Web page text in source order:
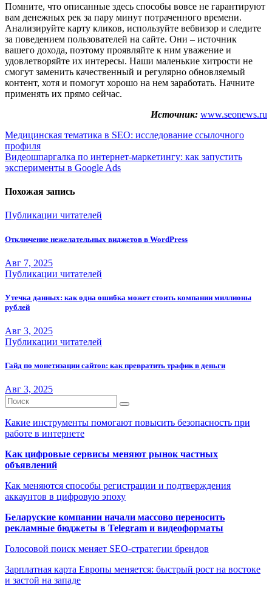
Помните, что описанные здесь способы вовсе не гарантируют
вам денежных рек за пару минут потраченного времени.
Анализируйте карту кликов, используйте вебвизор и следите
за поведением пользователей на сайте. Они – источник
вашего дохода, поэтому проявляйте к ним уважение и
удовлетворяйте их интересы. Наши маленькие хитрости не
смогут заменить качественный и регулярно обновляемый
контент, хотя и помогут хорошо на нем заработать. Начните
применять их прямо сейчас.
Источник: www.seonews.ru
Навигация
по
записям
Медицинская тематика в SEO: исследование ссылочного
профиля
Видеошпаргалка по интернет-маркетингу: как запустить
эксперименты в Google Ads
Похожая запись
Публикации читателей
Отключение нежелательных виджетов в WordPress
Авг 7, 2025
Публикации читателей
Утечка данных: как одна ошибка может стоить компании миллионы
рублей
Авг 3, 2025
Публикации читателей
Гайд по монетизации сайтов: как превратить трафик в деньги
Авг 3, 2025
Какие инструменты помогают повысить безопасность при
работе в интернете
Как цифровые сервисы меняют рынок частных
объявлений
Как меняются способы регистрации и подтверждения
аккаунтов в цифровую эпоху
Беларуские компании начали массово переносить
рекламные бюджеты в Telegram и видеоформаты
Голосовой поиск меняет SEO-стратегии брендов
Зарплатная карта Европы меняется: быстрый рост на востоке
и застой на западе